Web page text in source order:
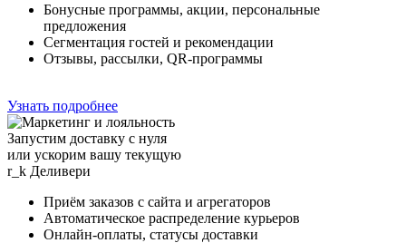
Бонусные программы, акции, персональные
предложения
Сегментация гостей и рекомендации
Отзывы, рассылки, QR-программы
Узнать подробнее
Запустим доставку с нуля
или ускорим вашу текущую
r_k Деливери
Приём заказов с сайта и агрегаторов
Автоматическое распределение курьеров
Онлайн-оплаты, статусы доставки